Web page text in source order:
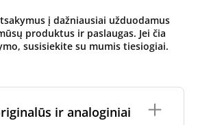
į dažniausiai užduodamus
produktus ir paslaugas. Jei čia
susisiekite su mumis tiesiogiai.
ir analoginiai